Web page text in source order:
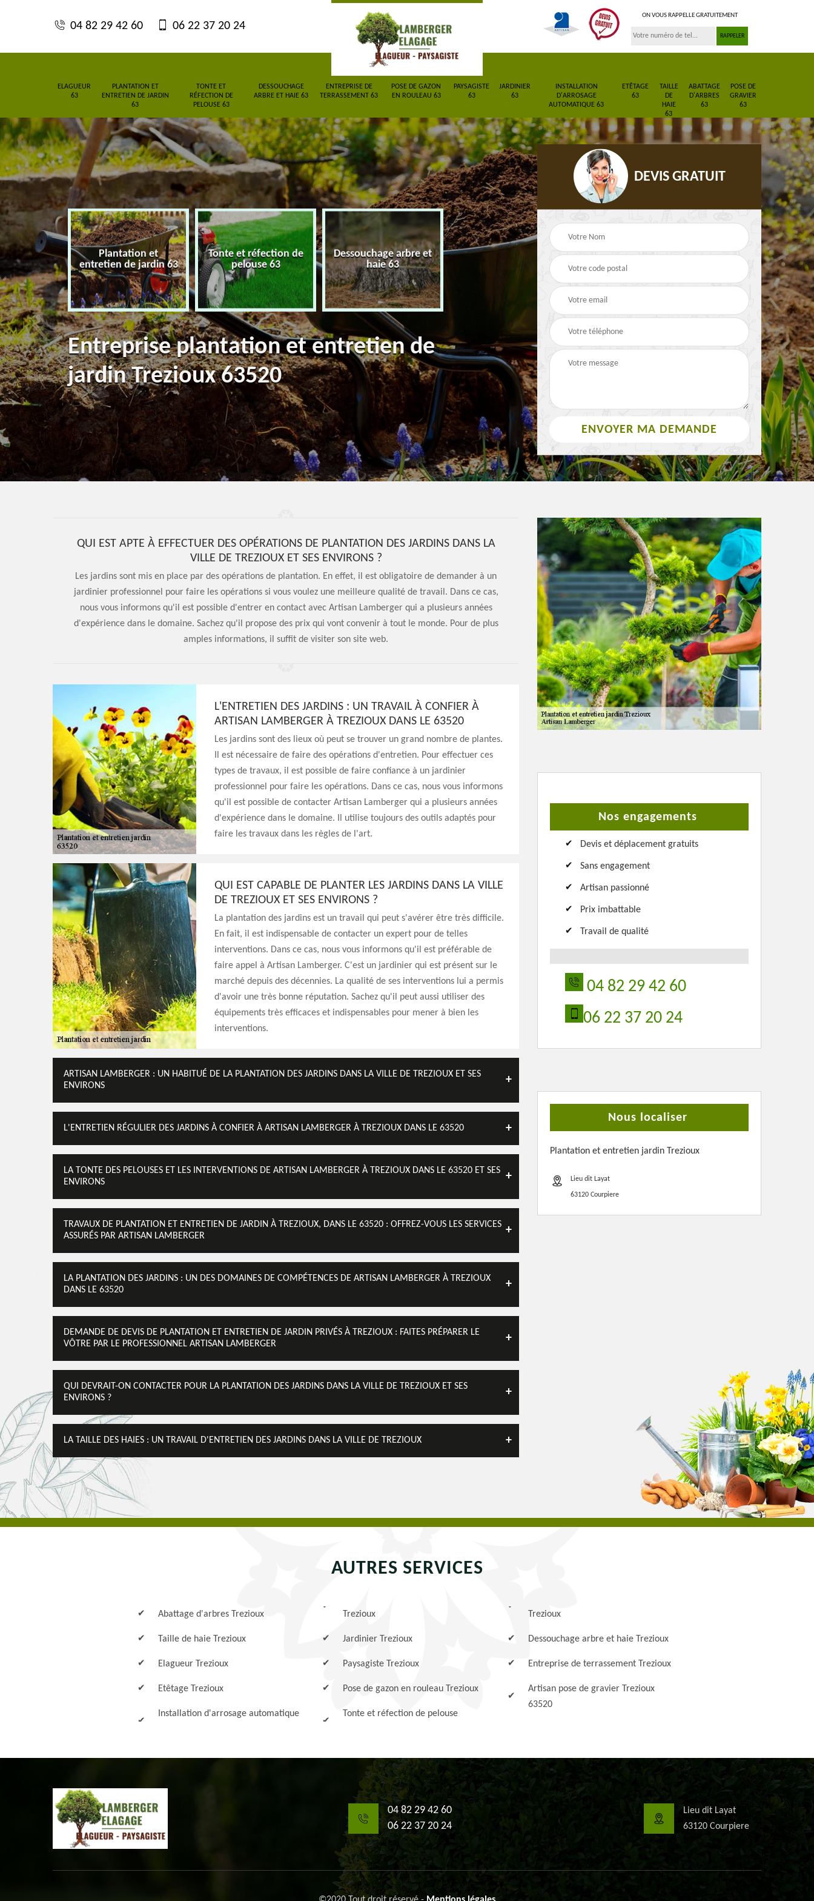
04 82 29 42 60 06 22 37 20 24
ON VOUS RAPPELLE GRATUITEMENT
ELAGUEUR
63
PLANTATION ET
ENTRETIEN DE JARDIN
63
TONTE ET
RÉFECTION DE
PELOUSE 63
DESSOUCHAGE
ARBRE ET HAIE 63
ENTREPRISE DE
TERRASSEMENT 63
POSE DE GAZON
EN ROULEAU 63
PAYSAGISTE
63
JARDINIER
63
INSTALLATION
D'ARROSAGE
AUTOMATIQUE 63
ETÊTAGE
63
TAILLE
DE
HAIE
63
ABATTAGE
D'ARBRES
63
POSE DE
GRAVIER
63
63
Plantation et
entretien de jardin 63
Tonte et réfection de
pelouse 63
Dessouchage arbre et
haie 63
Entreprise de
Pose de gazon en
rouleau 63
Paysagiste 63
Entreprise plantation et entretien de
jardin Trezioux 63520
DEVIS GRATUIT
QUI EST APTE À EFFECTUER DES OPÉRATIONS DE PLANTATION DES JARDINS DANS LA
VILLE DE TREZIOUX ET SES ENVIRONS ?
Les jardins sont mis en place par des opérations de plantation. En effet, il est obligatoire de demander à un
jardinier professionnel pour faire les opérations si vous voulez une meilleure qualité de travail. Dans ce cas,
nous vous informons qu'il est possible d'entrer en contact avec Artisan Lamberger qui a plusieurs années
d'expérience dans le domaine. Sachez qu'il propose des prix qui vont convenir à tout le monde. Pour de plus
amples informations, il suffit de visiter son site web.
L'ENTRETIEN DES JARDINS : UN TRAVAIL À CONFIER À
ARTISAN LAMBERGER À TREZIOUX DANS LE 63520
Les jardins sont des lieux où peut se trouver un grand nombre de plantes.
Il est nécessaire de faire des opérations d'entretien. Pour effectuer ces
types de travaux, il est possible de faire confiance à un jardinier
professionnel pour faire les opérations. Dans ce cas, nous vous informons
qu'il est possible de contacter Artisan Lamberger qui a plusieurs années
d'expérience dans le domaine. Il utilise toujours des outils adaptés pour
faire les travaux dans les règles de l'art.
QUI EST CAPABLE DE PLANTER LES JARDINS DANS LA VILLE
DE TREZIOUX ET SES ENVIRONS ?
La plantation des jardins est un travail qui peut s'avérer être très difficile.
En fait, il est indispensable de contacter un expert pour de telles
interventions. Dans ce cas, nous vous informons qu'il est préférable de
faire appel à Artisan Lamberger. C'est un jardinier qui est présent sur le
marché depuis des décennies. La qualité de ses interventions lui a permis
d'avoir une très bonne réputation. Sachez qu'il peut aussi utiliser des
équipements très efficaces et indispensables pour mener à bien les
interventions.
ARTISAN LAMBERGER : UN HABITUÉ DE LA PLANTATION DES JARDINS DANS LA VILLE DE TREZIOUX ET SES
ENVIRONS
L'ENTRETIEN RÉGULIER DES JARDINS À CONFIER À ARTISAN LAMBERGER À TREZIOUX DANS LE 63520
LA TONTE DES PELOUSES ET LES INTERVENTIONS DE ARTISAN LAMBERGER À TREZIOUX DANS LE 63520 ET SES
ENVIRONS
TRAVAUX DE PLANTATION ET ENTRETIEN DE JARDIN À TREZIOUX, DANS LE 63520 : OFFREZ-VOUS LES SERVICES
ASSURÉS PAR ARTISAN LAMBERGER
LA PLANTATION DES JARDINS : UN DES DOMAINES DE COMPÉTENCES DE ARTISAN LAMBERGER À TREZIOUX
DANS LE 63520
DEMANDE DE DEVIS DE PLANTATION ET ENTRETIEN DE JARDIN PRIVÉS À TREZIOUX : FAITES PRÉPARER LE
VÔTRE PAR LE PROFESSIONNEL ARTISAN LAMBERGER
QUI DEVRAIT-ON CONTACTER POUR LA PLANTATION DES JARDINS DANS LA VILLE DE TREZIOUX ET SES
ENVIRONS ?
LA TAILLE DES HAIES : UN TRAVAIL D'ENTRETIEN DES JARDINS DANS LA VILLE DE TREZIOUX
Nos engagements
Devis et déplacement gratuits
Sans engagement
Artisan passionné
Prix imbattable
Travail de qualité
04 82 29 42 60
06 22 37 20 24
Nous localiser
Plantation et entretien jardin Trezioux
Lieu dit Layat
63120 Courpiere
AUTRES SERVICES
Abattage d'arbres Trezioux
Taille de haie Trezioux
Elagueur Trezioux
Etêtage Trezioux
Installation d'arrosage automatique
Trezioux
Jardinier Trezioux
Paysagiste Trezioux
Pose de gazon en rouleau Trezioux
Tonte et réfection de pelouse
Trezioux
Dessouchage arbre et haie Trezioux
Entreprise de terrassement Trezioux
Artisan pose de gravier Trezioux
63520
04 82 29 42 60
06 22 37 20 24
Lieu dit Layat
63120 Courpiere